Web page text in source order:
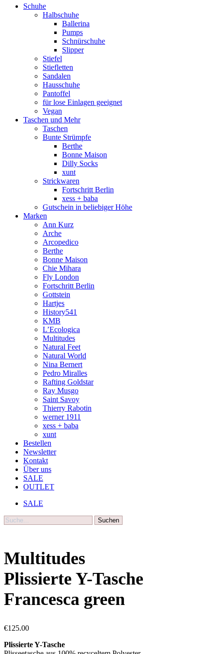
Schuhe
Halbschuhe
Ballerina
Pumps
Schnürschuhe
Slipper
Stiefel
Stiefletten
Sandalen
Hausschuhe
Pantoffel
für lose Einlagen geeignet
Vegan
Taschen und Mehr
Taschen
Bunte Strümpfe
Berthe
Bonne Maison
Dilly Socks
xunt
Strickwaren
Fortschritt Berlin
xess + baba
Gutschein in beliebiger Höhe
Marken
Ann Kurz
Arche
Arcopedico
Berthe
Bonne Maison
Chie Mihara
Fly London
Fortschritt Berlin
Gottstein
Hartjes
History541
KMB
L’Ecologica
Multitudes
Natural Feet
Natural World
Nina Bernert
Pedro Miralles
Rafting Goldstar
Ray Musgo
Saint Savoy
Thierry Rabotin
werner 1911
xess + baba
xunt
Bestellen
Newsletter
Kontakt
Über uns
SALE
OUTLET
SALE
Suche
Multitudes
Plissierte Y-Tasche
Francesca green
€125.00
Plissierte Y-Tasche